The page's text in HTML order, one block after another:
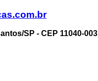
SP - CEP 11040-003